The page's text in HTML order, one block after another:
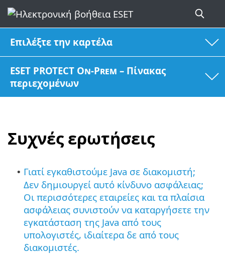
Επιλέξτε την καρτέλα
ESET PROTECT On-Prem – Πίνακας
περιεχομένων
Συχνές ερωτήσεις
• Γιατί εγκαθιστούμε Java σε διακομιστή;
Δεν δημιουργεί αυτό κίνδυνο ασφάλειας;
Οι περισσότερες εταιρείες και τα πλαίσια
ασφάλειας συνιστούν να καταργήσετε την
εγκατάσταση της Java από τους
υπολογιστές, ιδιαίτερα δε από τους
διακομιστές.